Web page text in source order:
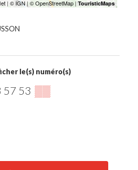
le(s) numéro(s)
57 53 ▒▒